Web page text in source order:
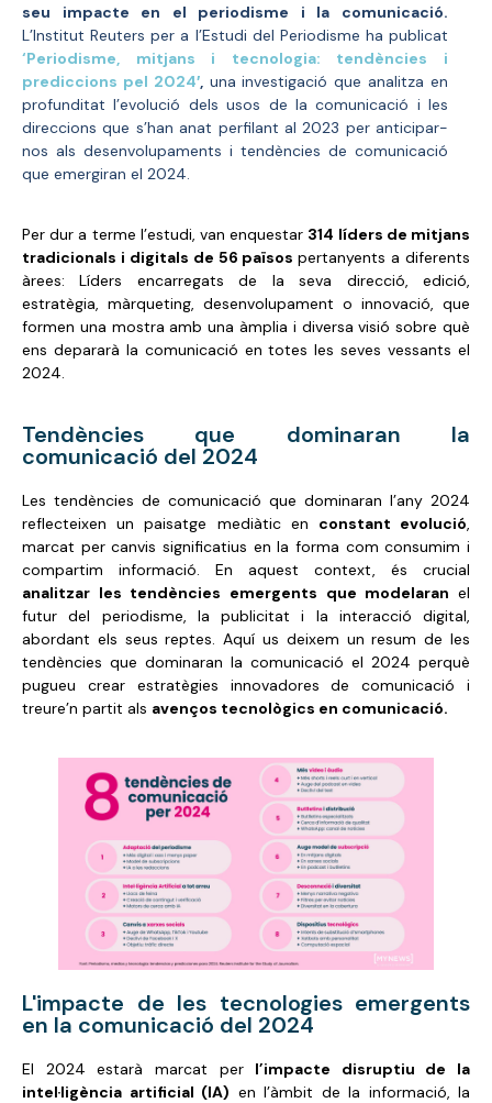
seu impacte en el periodisme i la comunicació.
L’Institut Reuters per a l’Estudi del Periodisme ha publicat
‘Periodisme, mitjans i tecnologia: tendències i
prediccions pel 2024′,una investigació que analitza en
profunditat l’evolució dels usos de la comunicació i les
direccions que s’han anat perfilant al 2023 per anticipar-
nos als desenvolupaments i tendències de comunicació
que emergiran el 2024.
Per dur a terme l’estudi, van enquestar 314 líders de mitjans
tradicionals i digitals de 56 païsospertanyents a diferents
àrees: Líders encarregats de la seva direcció, edició,
estratègia, màrqueting, desenvolupament o innovació, que
formen una mostra amb una àmplia i diversa visió sobre què
ens depararà la comunicació en totes les seves vessants el
2024.
Tendències que dominaran la
comunicació del 2024
Les tendències de comunicació que dominaran l’any 2024
reflecteixen un paisatge mediàtic en constant evolució,
marcat per canvis significatius en la forma com consumim i
compartim informació. En aquest context, és crucial
analitzar les tendències emergents que modelaran el
futur del periodisme, la publicitat i la interacció digital,
abordant els seus reptes. Aquí us deixem un resum de les
tendències que dominaran la comunicació el 2024 perquè
pugueu crear estratègies innovadores de comunicació i
treure’n partit als avenços tecnològics en comunicació.
L'impacte de les tecnologies emergents
en la comunicació del 2024
El 2024 estarà marcat per l’impacte disruptiu de la
intel·ligència artificial (IA) en l’àmbit de la informació, la